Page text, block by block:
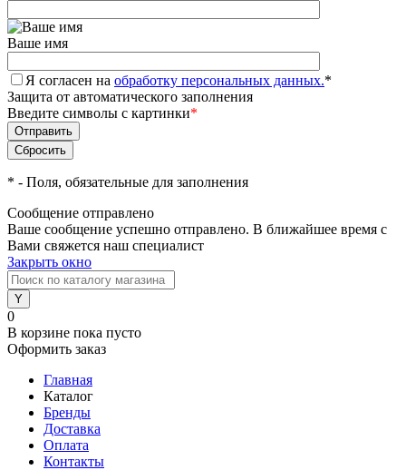
Ваше имя
Я согласен на обработку персональных данных.*
Защита от автоматического заполнения
Введите символы с картинки*
* - Поля, обязательные для заполнения
Сообщение отправлено
Ваше сообщение успешно отправлено. В ближайшее время с
Вами свяжется наш специалист
Закрыть окно
0
В корзине пока пусто
Оформить заказ
Главная
Каталог
Бренды
Доставка
Оплата
Контакты